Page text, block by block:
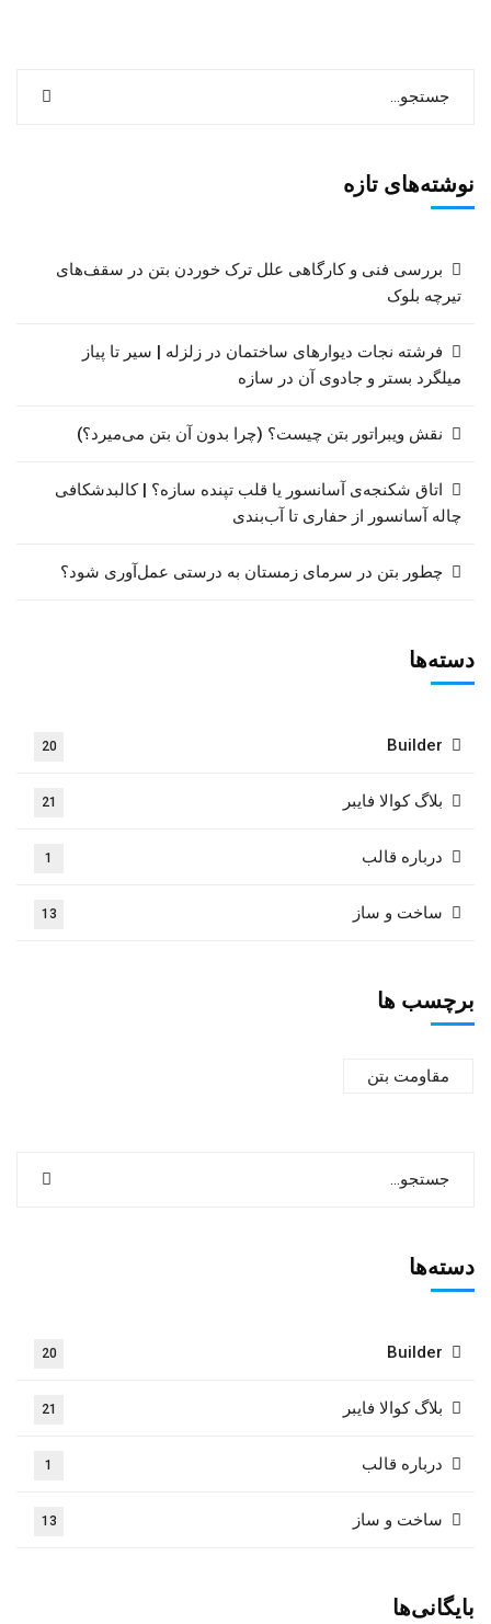
نوشته‌های تازه
بررسی فنی و کارگاهی علل ترک خوردن بتن در سقف‌های
تیرچه بلوک
فرشته نجات دیوارهای ساختمان در زلزله | سیر تا پیاز
میلگرد بستر و جادوی آن در سازه
نقش ویبراتور بتن چیست؟ (چرا بدون آن بتن می‌میرد؟)
اتاق شکنجه‌ی آسانسور یا قلب تپنده سازه؟ | کالبدشکافی
چاله آسانسور از حفاری تا آب‌بندی
چطور بتن در سرمای زمستان به درستی عمل‌آوری شود؟
دسته‌ها
Builder
20
بلاگ کوالا فایبر 21
درباره قالب 1
ساخت و ساز 13
برچسب ها
مقاومت بتن
دسته‌ها
Builder
20
بلاگ کوالا فایبر 21
درباره قالب 1
ساخت و ساز 13
بایگانی‌ها